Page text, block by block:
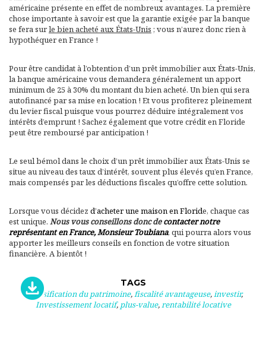
américaine présente en effet de nombreux avantages. La première
chose importante à savoir est que la garantie exigée par la banque
se fera surle bien acheté aux États-Unis ; vous n’aurez donc rien à
hypothéquer en France !
Pour être candidat à l’obtention d’un prêt immobilier aux États-Unis,
la banque américaine vous demandera généralement un apport
minimum de 25 à 30% du montant du bien acheté. Un bien qui sera
autofinancé par sa mise en location ! Et vous profiterez pleinement
du levier fiscal puisque vous pourrez déduire intégralement vos
intérêts d’emprunt ! Sachez également que votre crédit en Floride
peut être remboursé par anticipation !
Le seul bémol dans le choix d’un prêt immobilier aux États-Unis se
situe au niveau des taux d’intérêt, souvent plus élevés qu’en France,
mais compensés par les déductions fiscales qu’offre cette solution.
Lorsque vous décidez d’acheter une maison en Floride, chaque cas
est unique. Nous vous conseillons donc decontacter notre
représentant en France, Monsieur Toubiana, qui pourra alors vous
apporter les meilleurs conseils en fonction de votre situation
financière. A bientôt !
TAGS
diversification du patrimoine,fiscalité avantageuse,investir,
Investissement locatif, plus-value,rentabilité locative